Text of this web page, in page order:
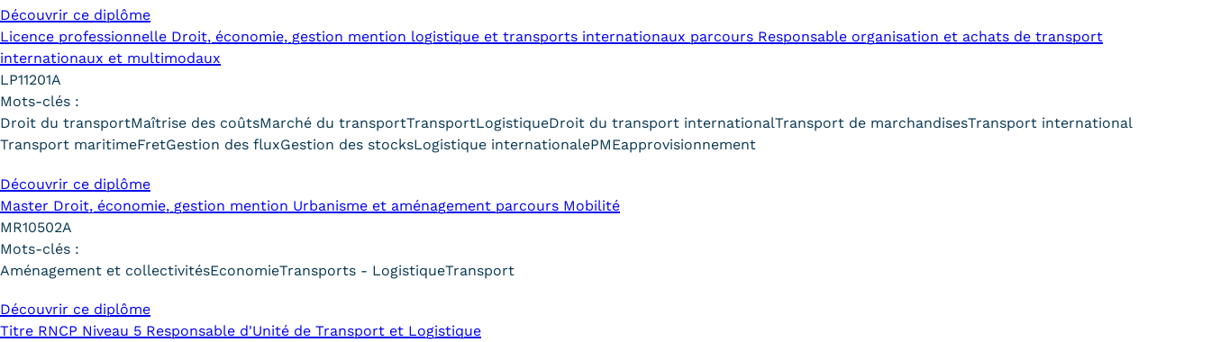
Découvrir ce diplôme
Licence professionnelle Droit, économie, gestion mention logistique et transports internationaux parcours Responsable organisation et achats de transport
internationaux et multimodaux
LP11201A
Mots-clés :
Droit du transportMaîtrise des coûtsMarché du transportTransportLogistiqueDroit du transport internationalTransport de marchandisesTransport international
Transport maritimeFretGestion des fluxGestion des stocksLogistique internationalePMEapprovisionnement
Découvrir ce diplôme
Master Droit, économie, gestion mention Urbanisme et aménagement parcours Mobilité
MR10502A
Mots-clés :
Aménagement et collectivitésEconomieTransports - LogistiqueTransport
Découvrir ce diplôme
Titre RNCP Niveau 5 Responsable d'Unité de Transport et Logistique